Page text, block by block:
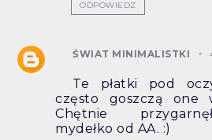
ODPOWIEDZ
ŚWIAT MINIMALISTKI
Te płatki pod
często goszczą one
Chętnie
mydełko od AA. :)